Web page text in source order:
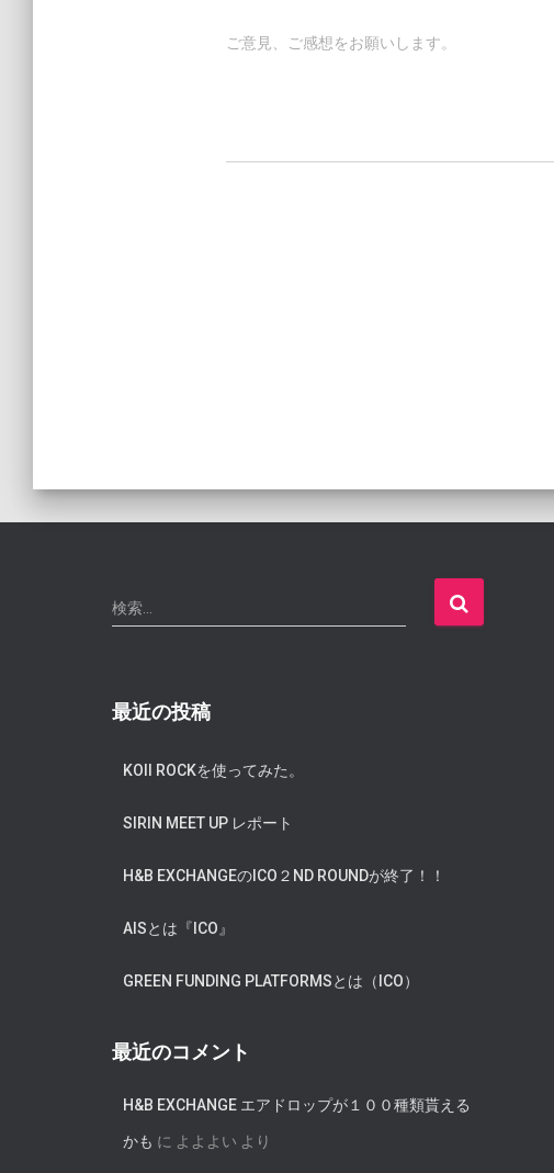
ご意見、ご感想をお願いします。
検
索
検索…
最近の投稿
KOII ROCKを使ってみた。
SIRIN MEET UP レポート
H&B EXCHANGEのICO２ND ROUNDが終了！！
AISとは『ICO』
GREEN FUNDING PLATFORMSとは（ICO）
最近のコメント
H&B EXCHANGE エアドロップが１００種類貰える
かも に よよよい より